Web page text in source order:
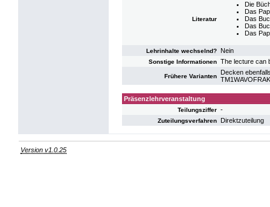
Literatur
Die
Das
Das
Das
Das
Lehrinhalte wechselnd? Nein
Sonstige Informationen The lecture can
Frühere Varianten
Decken
Präsenzlehrveranstaltung
Teilungsziffer -
Zuteilungsverfahren Direktzuteilung
Version v1.0.25